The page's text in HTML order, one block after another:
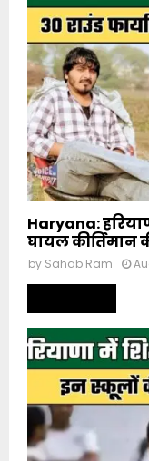
Haryana:
घायल कीर्तिमान
by Sahab Ram